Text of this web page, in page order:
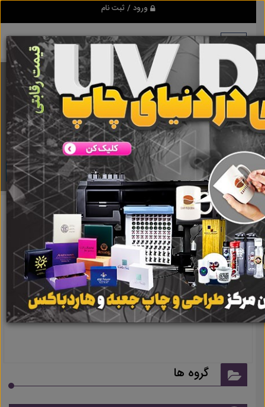
ورود / ثبت نام
برنامه اندروید ابزاریراق
مرجع نیازمندیهای ابزار و یراق آلات عمومی و صنعتی
دانلود
نتیجه ای یافت نشد
گروه ها